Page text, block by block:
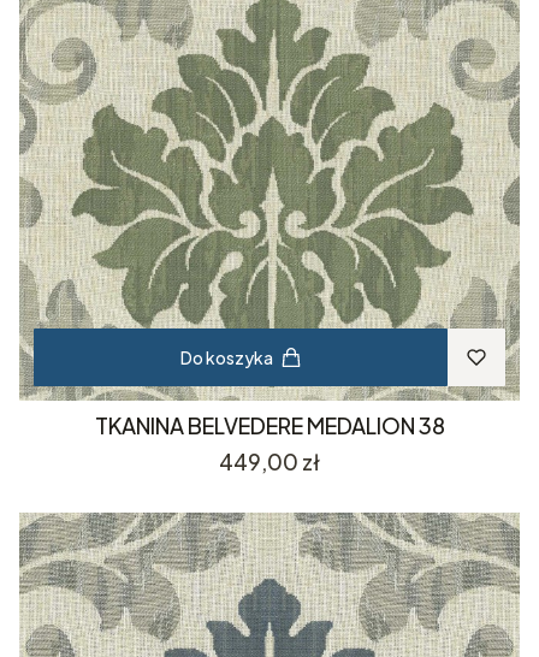
Do koszyka
TKANINA BELVEDERE MEDALION 38
Cena
449,00 zł